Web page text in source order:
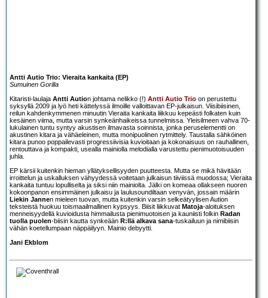
Antti Autio Trio: Vieraita kankaita (EP)
Sumuinen Gorilla
Kitaristi-laulaja Antti Aution johtama nelikko (!) Antti Autio Trio on perustettu
syksyllä 2009 ja lyö heti kättelyssä ilmoille valloittavan EP-julkaisun. Viisibiisinen,
reilun kahdenkymmenen minuutin Vieraita kankaita liikkuu kepeästi folkaten kuin
kesäinen viima, mutta varsin synkeänhaikeissa tunnelmissa. Yleisilmeen vahva 70-
lukulainen tuntu syntyy akustisen ilmavasta soinnista, jonka peruselementti on
akustinen kitara ja vähäeleinen, mutta monipuolinen rytmittely. Taustalla sähköinen
kitara punoo poppailevasti progressiivisia kuvioitaan ja kokonaisuus on rauhallinen,
rentouttava ja kompakti, usealla mainiolla melodialla varustettu pienimuotoisuuden
juhla.
EP kärsii kuitenkin hieman yllätyksellisyyden puutteesta. Mutta se mikä hävitään
irroittelun ja uskalluksen vähyydessä voitetaan julkaisun tiiviissä muodossa; Vieraita
kankaita tuntuu lopulliselta ja siksi niin mainiolta. Jälki on komeaa ollakseen nuoren
kokoonpanon ensimmäinen julkaisu ja laulusoundiltaan venyvän, jossain määrin
Liekin Jannen mieleen tuovan, mutta kuitenkin varsin selkeätyylisen Aution
teksteistä huokuu toismaailmallinen kypsyys. Biisit liikkuvat Matoja-aloituksen
menneisyydellä kuvioidusta himmailusta pienimuotoisen ja kauniisti folkin Radan
tuolla puolen-biisin kautta synkeään R:llä alkava sana-tuskailuun ja nimibiisin
vähän koetellumpaan näppäilyyn. Mainio debyytti.
Jani Ekblom